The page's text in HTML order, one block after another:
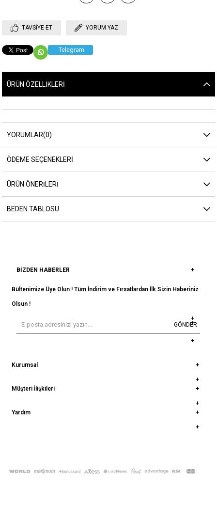
TAVSIYE ET YORUM YAZ
Telegram
ÜRÜN ÖZELLIKLERI
YORUMLAR(0)
ÖDEME SEÇENEKLERI
ÜRÜN ÖNERILERI
BEDEN TABLOSU
BIZDEN HABERLER
Bültenimize Üye Olun ! Tüm İndirim ve Fırsatlardan İlk Sizin Haberiniz
Olsun !
GÖNDER
Kurumsal
Müşteri İlişkileri
Yardım